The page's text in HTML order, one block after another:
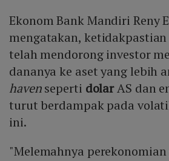
Ekonom Bank Mandiri Reny
mengatakan,
telah mendorong investor
dananya ke aset yang lebih
havenseperti dolarAS dan
turut berdampak pada
ini.
"Melemahnya